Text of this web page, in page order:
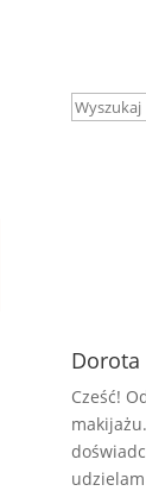
Szukaj:
Dorota
Cześć!